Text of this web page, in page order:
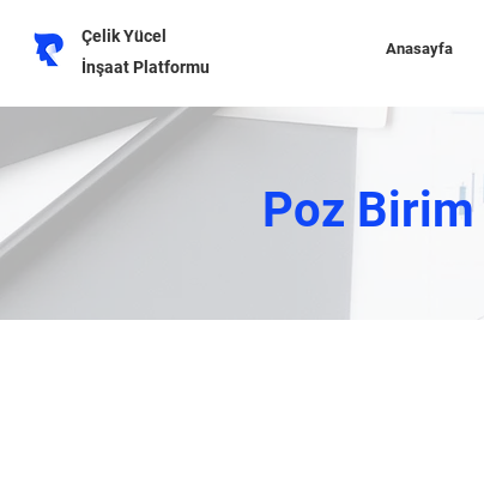
Çelik Yücel
İnşaat Platformu
Anasayfa
Poz